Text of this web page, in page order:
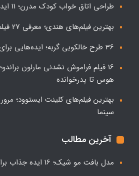
طراحی اتاق خواب کودک مدرن؛ 11 ایده جذاب
بهترین فیلم‌های هندی؛ معرفی 27 فیلم برتر سینمای بالیوود
36 طرح خالکوبی گربه؛ ایده‌هایی برای عاشقان گربه
16 فیلم فراموش نشدنی مارلون
هوس تا پدرخوانده
بهترین فیلم‌های کلینت ایستوود؛
سینما
آخرین مطالب
مدل بافت مو شیک؛ 16 ایده جذاب برای موهای بلند و کوتاه